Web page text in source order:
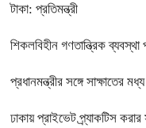
টাকা: প্রতিমন্ত্রী
শিকলবিহীন গণতান্ত্রিক
প্রধানমন্ত্রীর সঙ্গে সাক্ষাতের
ঢাকায় প্রাইভেট প্র্যাকটিস